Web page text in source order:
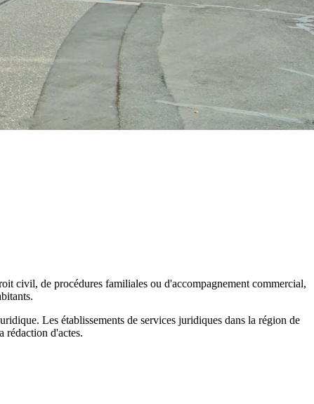
civil, de procédures familiales ou d'accompagnement commercial,
Les établissements de services juridiques dans la région de
rédaction d'actes.